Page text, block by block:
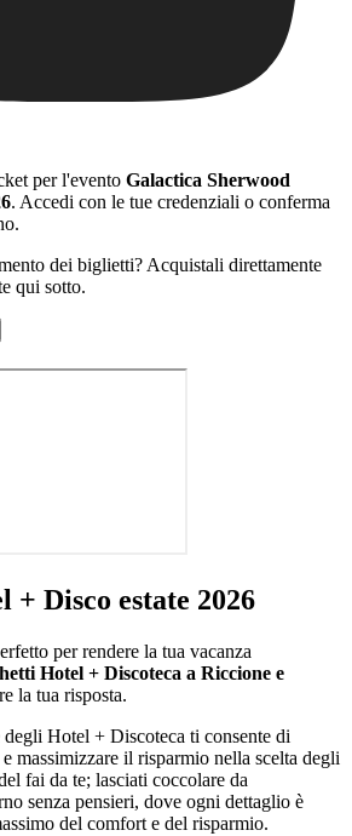
per l'evento Galactica Sherwood
. Accedi con le tue credenziali o conferma
dei biglietti? Acquistali direttamente
qui sotto.
+ Disco estate 2026
per rendere la tua vacanza
Hotel + Discoteca a Riccione e
la tua risposta.
Hotel + Discoteca ti consente di
massimizzare il risparmio nella scelta degli
fai da te; lasciati coccolare da
senza pensieri, dove ogni dettaglio è
del comfort e del risparmio.